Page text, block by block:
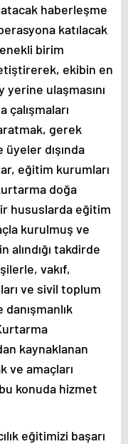
haberleşme
katılacak
birim
ekibin en
yerine ulaşmasını
gerek
dışında
eğitim kurumları
doğa
hususlarda eğitim
kurulmuş ve
takdirde
vakıf,
ve sivil toplum
kaynaklanan
ve amaçları
konuda hizmet
eğitimizi başarı